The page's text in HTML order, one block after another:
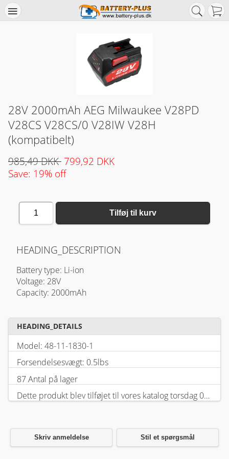
28V 2000mAh AEG Milwaukee V28PD
V28CS V28CS/0 V28IW V28H
(kompatibelt)
985,49 DKK 799,92 DKK
Save: 19% off
1 Tilføj til kurv
HEADING_DESCRIPTION
Battery type: Li-ion
Voltage: 28V
Capacity: 2000mAh
HEADING_DETAILS
Model: 48-11-1830-1
Forsendelsesvægt: 0.5lbs
87 Antal på lager
Dette produkt blev tilføjet til vores katalog torsdag 05 februar, 2026.
Skriv anmeldelse Stil et spørgsmål